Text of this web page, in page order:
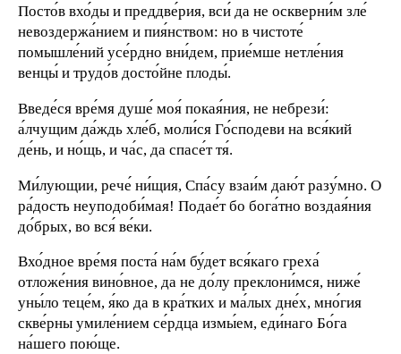
Посто́в вхо́ды и преддве́рия, вси́ да не оскверни́м зле́
невоздержа́нием и пия́нством: но в чистоте́
помышле́ний усе́рдно вни́дем, прие́мше нетле́ния
венцы́ и трудо́в досто́йне плоды́.
Введе́ся вре́мя душе́ моя́ покая́ния, не небрези́:
а́лчущим да́ждь хле́б, моли́ся Го́сподеви на вся́кий
де́нь, и но́щь, и ча́с, да спасе́т тя́.
Ми́лующии, рече́ ни́щия, Спа́су взаи́м даю́т разу́мно. О
ра́дость неуподоби́мая! Подае́т бо бога́тно воздая́ния
до́брых, во вся́ ве́ки.
Вхо́дное вре́мя поста́ на́м бу́дет вся́каго греха́
отложе́ния вино́вное, да не до́лу преклони́мся, ниже́
уны́ло теце́м, я́ко да в кра́тких и ма́лых дне́х, мно́гия
скве́рны умиле́нием се́рдца измы́ем, еди́наго Бо́га
на́шего пою́ще.